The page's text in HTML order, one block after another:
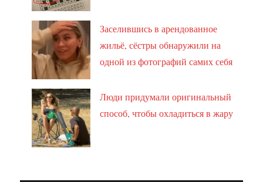
Заселившись в арендованное
жильё, сёстры обнаружили на
одной из фотографий самих себя
Люди придумали оригинальный
способ, чтобы охладиться в жару